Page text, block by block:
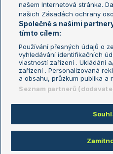
Livesport Daily
LS Prague Open
Podmínky užití
GDPR a žurnalistika
Kontakt
Copyright © 2008-2026
našem Internetová stránka.
našich Zásadách ochrany
Společně s našimi
tímto cílem:
Používání přesných údajů o
vyhledávání identifikačních
vlastností zařízení . Ukládání
zařízení . Personalizovaná
a obsahu, průzkum publika a
Seznam partnerů